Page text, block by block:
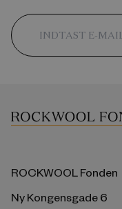
ROCKWOOL Fonden
Ny Kongensgade 6